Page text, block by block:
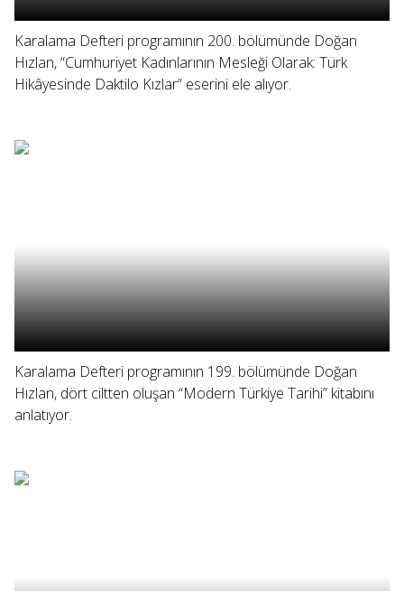
Karalama Defteri programının 200. bölümünde Doğan
Hızlan, “Cumhuriyet Kadınlarının Mesleği Olarak: Türk
Hikâyesinde Daktilo Kızlar” eserini ele alıyor.
Karalama Defteri programının 199. bölümünde Doğan
Hızlan, dört ciltten oluşan “Modern Türkiye Tarihi” kitabını
anlatıyor.